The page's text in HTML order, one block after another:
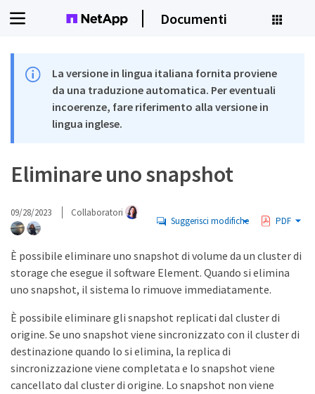
Documenti
La versione in lingua italiana fornita proviene
da una traduzione automatica. Per eventuali
incoerenze, fare riferimento alla versione in
lingua inglese.
Eliminare uno snapshot
09/28/2023 Collaboratori
Suggerisci modifiche PDF
È possibile eliminare uno snapshot di volume da un cluster di
storage che esegue il software Element. Quando si elimina
uno snapshot, il sistema lo rimuove immediatamente.
È possibile eliminare gli snapshot replicati dal cluster di
origine. Se uno snapshot viene sincronizzato con il cluster di
destinazione quando lo si elimina, la replica di
sincronizzazione viene completata e lo snapshot viene
cancellato dal cluster di origine. Lo snapshot non viene